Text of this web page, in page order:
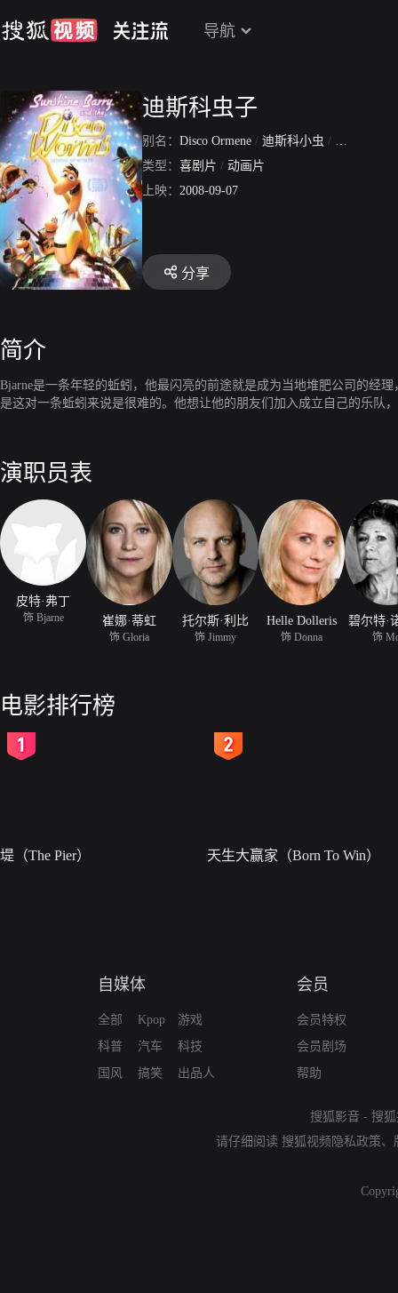
导航
迪斯科虫子
别名： Disco Ormene / 迪斯科小虫 / 阳光巴里
类型： 喜剧片 / 动画片
上映： 2008-09-07
分享
简介
Bjarne是一条年轻的蚯蚓，他最闪亮的前途就是成为当地堆肥公司的经
是这对一条蚯蚓来说是很难的。他想让他的朋友们加入成立自己的乐队
演职员表
皮特·弗丁
饰 Bjarne 崔娜·蒂虹
饰 Gloria
托尔斯·利比
饰 Jimmy
Helle Dolleris
饰 Donna
碧尔特·
饰
电影排行榜
堤（The Pier） 天生大赢家（Born To Win）
自媒体
全部
科普
国风
Kpop
汽车
搞笑
游戏
科技
出品人
会员
会员特权
会员剧场
帮助
搜狐影音 - 搜
请仔细阅读 搜狐视频隐私政策、